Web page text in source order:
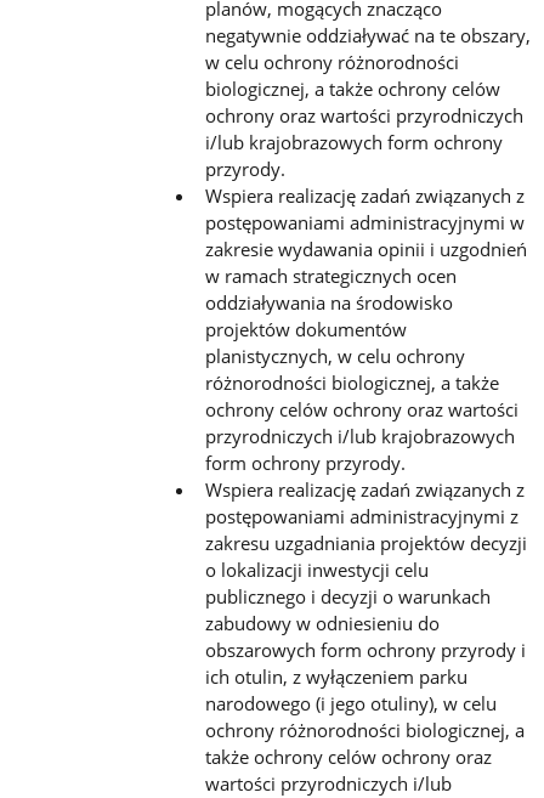
planów, mogących znacząco
negatywnie oddziaływać na te obszary,
w celu ochrony różnorodności
biologicznej, a także ochrony celów
ochrony oraz wartości przyrodniczych
i/lub krajobrazowych form ochrony
przyrody.
Wspiera realizację zadań związanych z
postępowaniami administracyjnymi w
zakresie wydawania opinii i uzgodnień
w ramach strategicznych ocen
oddziaływania na środowisko
projektów dokumentów
planistycznych, w celu ochrony
różnorodności biologicznej, a także
ochrony celów ochrony oraz wartości
przyrodniczych i/lub krajobrazowych
form ochrony przyrody.
Wspiera realizację zadań związanych z
postępowaniami administracyjnymi z
zakresu uzgadniania projektów decyzji
o lokalizacji inwestycji celu
publicznego i decyzji o warunkach
zabudowy w odniesieniu do
obszarowych form ochrony przyrody i
ich otulin, z wyłączeniem parku
narodowego (i jego otuliny), w celu
ochrony różnorodności biologicznej, a
także ochrony celów ochrony oraz
wartości przyrodniczych i/lub